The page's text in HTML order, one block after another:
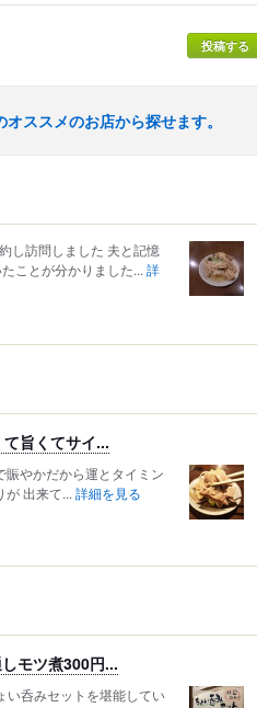
投稿する
ススメのお店から探せます。
し訪問しました 夫と記憶
ことが分かりました... 詳
旨くてサイ...
やかだから運とタイミン
が 出来て... 詳細を見る
モツ煮300円...
い呑みセットを堪能してい